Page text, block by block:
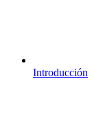
Introducción